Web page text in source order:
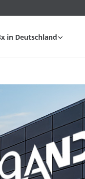
in Deutschland